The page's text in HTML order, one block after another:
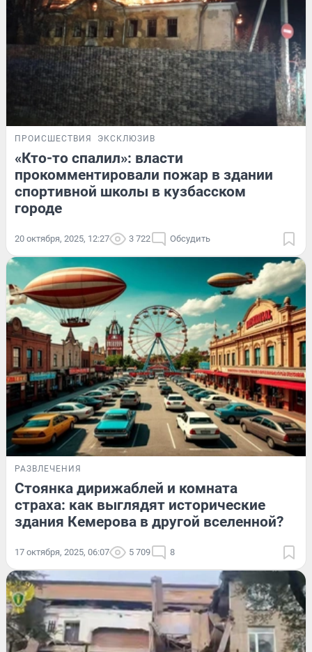
ПРОИСШЕСТВИЯ ЭКСКЛЮЗИВ
«Кто-то спалил»: власти
прокомментировали пожар в здании
спортивной школы в кузбасском
городе
20 октября, 2025, 12:27 3 722 Обсудить
РАЗВЛЕЧЕНИЯ
Стоянка дирижаблей и комната
страха: как выглядят исторические
здания Кемерова в другой вселенной?
17 октября, 2025, 06:07 5 709 8